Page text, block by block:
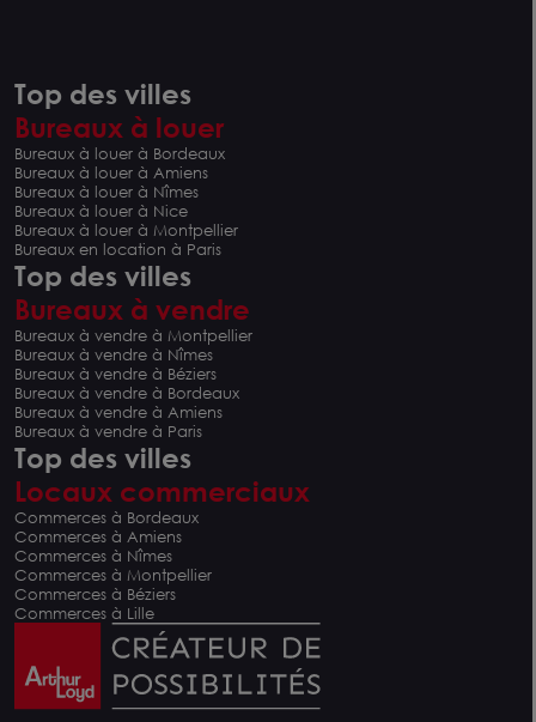
Top des villes
Bureaux à louer
Bureaux à louer à Bordeaux
Bureaux à louer à Amiens
Bureaux à louer à Nîmes
Bureaux à louer à Nice
Bureaux à louer à Montpellier
Bureaux en location à Paris
Top des villes
Bureaux à vendre
Bureaux à vendre à Montpellier
Bureaux à vendre à Nîmes
Bureaux à vendre à Béziers
Bureaux à vendre à Bordeaux
Bureaux à vendre à Amiens
Bureaux à vendre à Paris
Top des villes
Locaux commerciaux
Commerces à Bordeaux
Commerces à Amiens
Commerces à Nîmes
Commerces à Montpellier
Commerces à Béziers
Commerces à Lille